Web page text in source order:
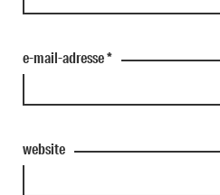
e-mail-adresse*
website